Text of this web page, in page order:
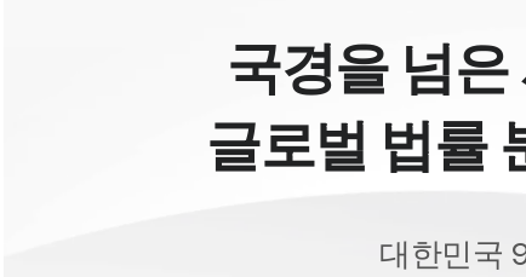
국경을 넘은
글로벌 법률
대한민국